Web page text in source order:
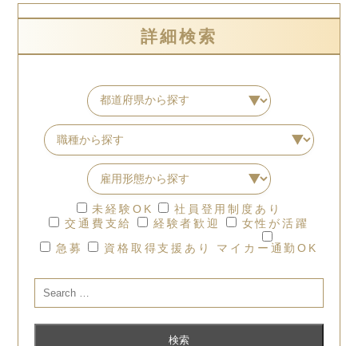
詳細検索
未経験OK
社員登用制度あり
交通費支給
経験者歓迎
女性が活躍
急募
資格取得支援あり マイカー通勤OK